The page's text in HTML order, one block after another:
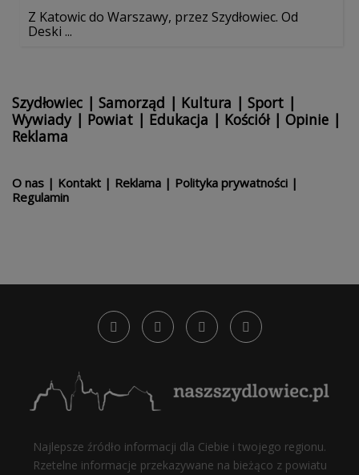
Z Katowic do Warszawy, przez Szydłowiec. Od
Deski ...
Szydłowiec | Samorząd | Kultura | Sport |
Wywiady| Powiat | Edukacja | Kościół| Opinie |
Reklama
O nas | Kontakt | Reklama | Polityka prywatności |
Regulamin
Najlepsze źródło informacji dla Ciebie i twojego regionu.
Rzetelne informacje przekazywane na bieżąco z powiatu